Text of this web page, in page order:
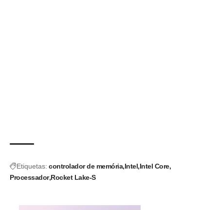
Etiquetas: controlador de memória Intel Intel Core
Processador Rocket Lake-S